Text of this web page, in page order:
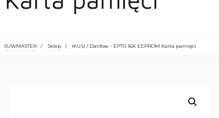
SUWMASTER / Sklep / IKUSI / Danfoss – EP70 16K EEPROM Karta pamięci